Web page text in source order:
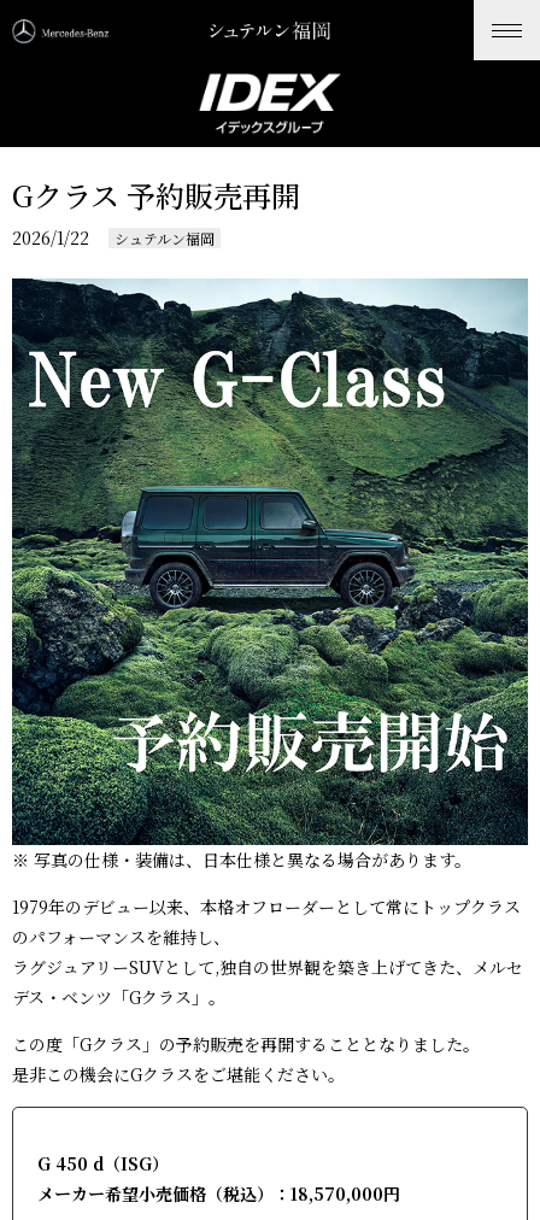
ホーム>新着情報 Gクラス 予約販売再開
News
新着情報
Gクラス 予約販売再開
2026/1/22 シュテルン福岡
※ 写真の仕様・装備は、日本仕様と異なる場合があります。
1979年のデビュー以来、本格オフローダーとして常にトップクラス
のパフォーマンスを維持し、
ラグジュアリーSUVとして,独自の世界観を築き上げてきた、メルセ
デス・ベンツ「Gクラス」。
この度「Gクラス」の予約販売を再開することとなりました。
是非この機会にGクラスをご堪能ください。
G 450 d（ISG）
メーカー希望小売価格（税込）：18,570,000円